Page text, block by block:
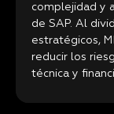
complejidad y
de SAP. Al
estratégicos,
reducir los
técnica y